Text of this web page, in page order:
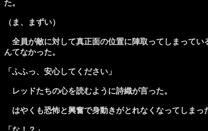
た。
（ま、まずい）
全員が敵に対して真正面の位置に陣取ってしまって
んてなかった。
「ふふっ、安心してください」
レッドたちの心を読むように詩織が言った。
はやくも恐怖と興奮で身動きがとれなくなってしまっ